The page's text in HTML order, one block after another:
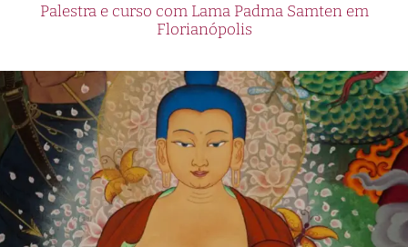
Palestra e curso com Lama Padma Samten em
Florianópolis